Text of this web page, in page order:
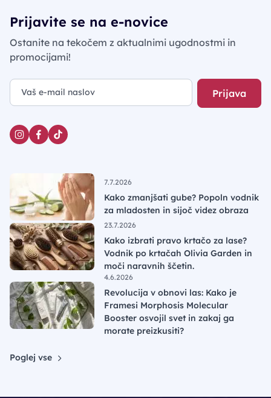
Prijavite se na e-novice
Ostanite na tekočem z aktualnimi ugodnostmi in
promocijami!
Prijava
7.7.2026
Kako zmanjšati gube? Popoln vodnik
za mladosten in sijoč videz obraza
23.7.2026
Kako izbrati pravo krtačo za lase?
Vodnik po krtačah Olivia Garden in
moči naravnih ščetin.
4.6.2026
Revolucija v obnovi las: Kako je
Framesi Morphosis Molecular
Booster osvojil svet in zakaj ga
morate preizkusiti?
Poglej vse